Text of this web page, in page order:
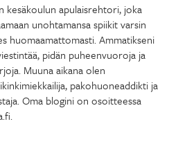
kesäkoulun apulaisrehtori, joka
unohtamansa spiikit varsin
huomaamattomasti. Ammatikseni
pidän puheenvuoroja ja
Muuna aikana olen
pakohuoneaddikti ja
Oma blogini on osoitteessa